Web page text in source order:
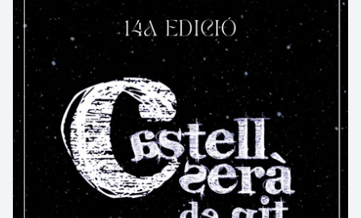
tant d'habitatge com industrials, per donar nova
vida a la finca. Els seus promotors i nous llogaters
defineixen el projecte com una colònia eco-
industrial post-capitalista col·lectivitzada,
inspirada en les col·lectivitzacions industrials que
van tenir lloc a diversos espais de Catalunya el
1936., amb la intenció de viure fora del capitalisme
de manera pacífica, creativa i cooperativa. A la fi de
2011 s'havien adjudicat 21 habitatges i llogat
alguns despatxos, i s'havien instal·lat empreses o